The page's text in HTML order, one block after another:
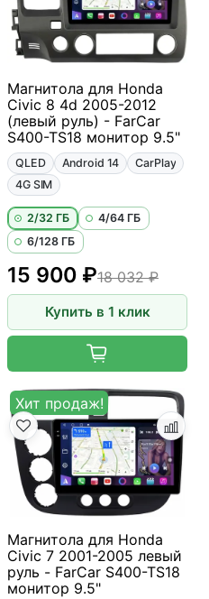
Магнитола для Honda
Civic 8 4d 2005-2012
(левый руль) - FarCar
S400-TS18 монитор 9.5"
QLED Android 14
CarPlay
4G SIM
2/32 ГБ
4/64 ГБ
6/128 ГБ
15 900 ₽18 032 ₽
Купить в 1 клик
Хит продаж!
Магнитола для Honda
Civic 7 2001-2005 левый
руль - FarCar S400-TS18
монитор 9.5"